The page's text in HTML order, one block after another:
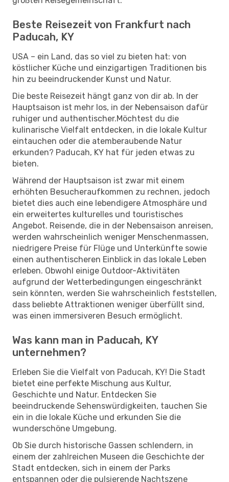
Beste Reisezeit von Frankfurt nach
Paducah, KY
USA – ein Land, das so viel zu bieten hat: von
köstlicher Küche und einzigartigen Traditionen bis
hin zu beeindruckender Kunst und Natur.
Die beste Reisezeit hängt ganz von dir ab. In der
Hauptsaison ist mehr los, in der Nebensaison dafür
ruhiger und authentischer.Möchtest du die
kulinarische Vielfalt entdecken, in die lokale Kultur
eintauchen oder die atemberaubende Natur
erkunden? Paducah, KY hat für jeden etwas zu
bieten.
Während der Hauptsaison ist zwar mit einem
erhöhten Besucheraufkommen zu rechnen, jedoch
bietet dies auch eine lebendigere Atmosphäre und
ein erweitertes kulturelles und touristisches
Angebot. Reisende, die in der Nebensaison anreisen,
werden wahrscheinlich weniger Menschenmassen,
niedrigere Preise für Flüge und Unterkünfte sowie
einen authentischeren Einblick in das lokale Leben
erleben. Obwohl einige Outdoor-Aktivitäten
aufgrund der Wetterbedingungen eingeschränkt
sein könnten, werden Sie wahrscheinlich feststellen,
dass beliebte Attraktionen weniger überfüllt sind,
was einen immersiveren Besuch ermöglicht.
Was kann man in Paducah, KY
unternehmen?
Erleben Sie die Vielfalt von Paducah, KY! Die Stadt
bietet eine perfekte Mischung aus Kultur,
Geschichte und Natur. Entdecken Sie
beeindruckende Sehenswürdigkeiten, tauchen Sie
ein in die lokale Küche und erkunden Sie die
wunderschöne Umgebung.
Ob Sie durch historische Gassen schlendern, in
einem der zahlreichen Museen die Geschichte der
Stadt entdecken, sich in einem der Parks
entspannen oder die pulsierende Nachtszene